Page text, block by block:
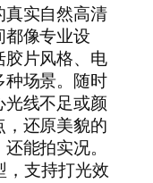
实自然高清
像专业设
片风格、电
场景。随时
线不足或颜
还原美貌的
能拍实况。
，支持打光效